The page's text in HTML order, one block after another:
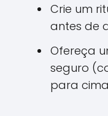
Crie um
antes de
Ofereça
seguro
para